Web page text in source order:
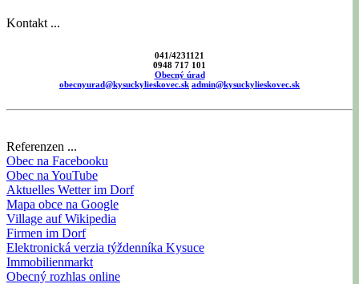
Kontakt ...
041/4231121
0948 717 101
Obecný úrad
obecnyurad@kysuckylieskovec.sk admin@kysuckylieskovec.sk
Referenzen ...
Obec na Facebooku
Obec na YouTube
Aktuelles Wetter im Dorf
Mapa obce na Google
Village auf Wikipedia
Firmen im Dorf
Elektronická verzia týždenníka Kysuce
Immobilienmarkt
Obecný rozhlas online